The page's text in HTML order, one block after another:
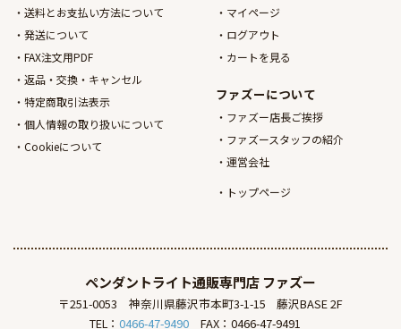
送料とお支払い方法について
発送について
FAX注文用PDF
返品・交換・キャンセル
特定商取引法表示
個人情報の取り扱いについて
Cookieについて
マイページ
ログアウト
カートを見る
ファズーについて
ファズー店長ご挨拶
ファズースタッフの紹介
運営会社
トップページ
ペンダントライト通販専門店 ファズー
〒251-0053 神奈川県藤沢市本町3-1-15
藤沢BASE 2F
TEL： 0466-47-9490 FAX：0466-47-9491